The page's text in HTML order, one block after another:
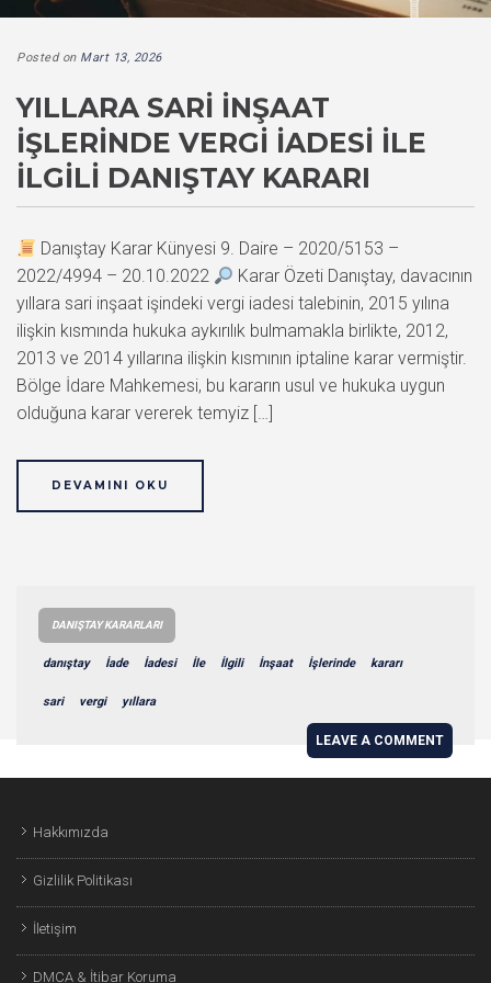
Posted on Mart 13, 2026
YILLARA SARI İNŞAAT
İŞLERINDE VERGI İADESI İLE
İLGILI DANIŞTAY KARARI
Danıştay Karar Künyesi 9. Daire – 2020/5153 –
2022/4994 – 20.10.2022
Karar Özeti Danıştay, davacının
yıllara sari inşaat işindeki vergi iadesi talebinin, 2015 yılına
ilişkin kısmında hukuka aykırılık bulmamakla birlikte, 2012,
2013 ve 2014 yıllarına ilişkin kısmının iptaline karar vermiştir.
Bölge İdare Mahkemesi, bu kararın usul ve hukuka uygun
olduğuna karar vererek temyiz […]
DEVAMINI OKU
DANIŞTAY KARARLARI
danıştay İade İadesi İle İlgili İnşaat İşlerinde kararı
sari vergi yıllara
LEAVE A COMMENT
Hakkımızda
Gizlilik Politikası
İletişim
DMCA & İtibar Koruma